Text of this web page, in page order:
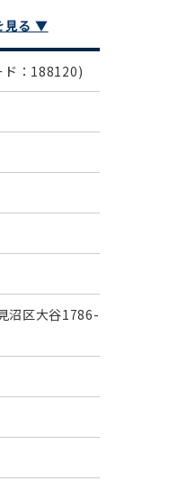
見る ▼
ド：188120)
沼区大谷1786-